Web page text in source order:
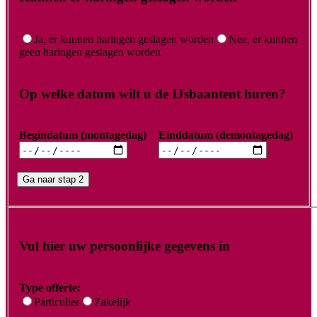
Ja, er kunnen haringen geslagen worden
Nee, er kunnen
geen haringen geslagen worden
Op welke datum wilt u de IJsbaantent huren?
Begindatum (montagedag) Einddatum (demontagedag)
Ga naar stap 2
Vul hier uw persoonlijke gegevens in
Type offerte:
Particulier
Zakelijk